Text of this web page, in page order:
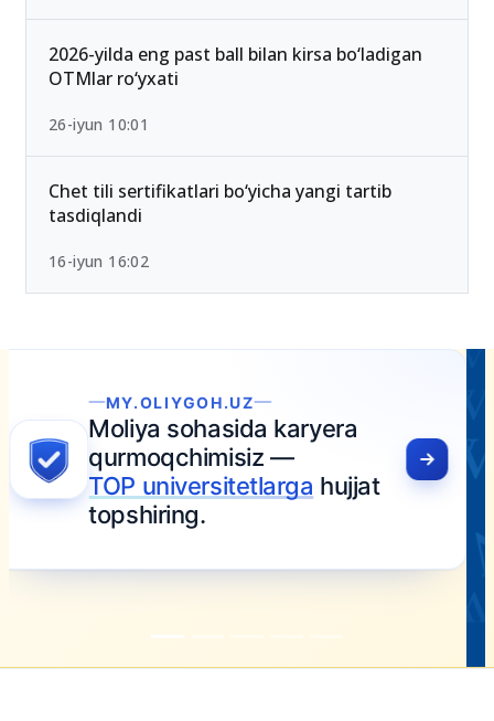
2026-yilda eng past ball bilan kirsa bo‘ladigan
OTMlar ro‘yxati
26-iyun 10:01
Chet tili sertifikatlari bo‘yicha yangi tartib
tasdiqlandi
16-iyun 16:02